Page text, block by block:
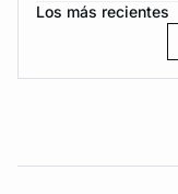
Los más recientes